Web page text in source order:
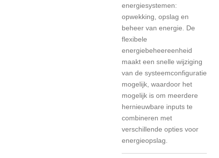
energiesystemen:
opwekking, opslag en
beheer van energie. De
flexibele
energiebeheereenheid
maakt een snelle wijziging
van de systeemconfiguratie
mogelijk, waardoor het
mogelijk is om meerdere
hernieuwbare inputs te
combineren met
verschillende opties voor
energieopslag.